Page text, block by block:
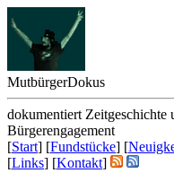
MutbürgerDokus
dokumentiert Zeitgeschichte
Bürgerengagement
[Start] [Fundstücke] [
[Links] [Kontakt]